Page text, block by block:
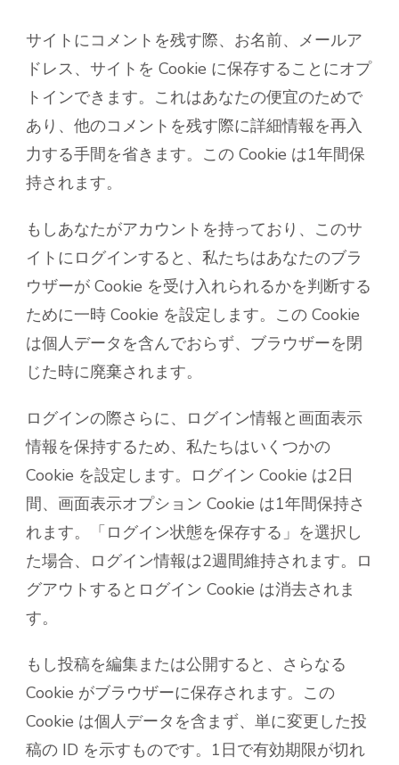
サイトにコメントを残す際、お名前、メールア
ドレス、サイトを Cookie に保存することにオプ
トインできます。これはあなたの便宜のためで
あり、他のコメントを残す際に詳細情報を再入
力する手間を省きます。この Cookie は1年間保
持されます。
もしあなたがアカウントを持っており、このサ
イトにログインすると、私たちはあなたのブラ
ウザーが Cookie を受け入れられるかを判断する
ために一時 Cookie を設定します。この Cookie
は個人データを含んでおらず、ブラウザーを閉
じた時に廃棄されます。
ログインの際さらに、ログイン情報と画面表示
情報を保持するため、私たちはいくつかの
Cookie を設定します。ログイン Cookie は2日
間、画面表示オプション Cookie は1年間保持さ
れます。「ログイン状態を保存する」を選択し
た場合、ログイン情報は2週間維持されます。ロ
グアウトするとログイン Cookie は消去されま
す。
もし投稿を編集または公開すると、さらなる
Cookie がブラウザーに保存されます。この
Cookie は個人データを含まず、単に変更した投
稿の ID を示すものです。1日で有効期限が切れ